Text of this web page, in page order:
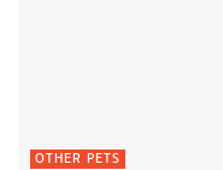
OTHER PETS